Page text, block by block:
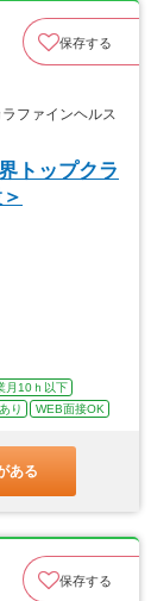
保存する
ファインヘルス
トップクラ
月10ｈ以下
り WEB面接OK
ある
保存する